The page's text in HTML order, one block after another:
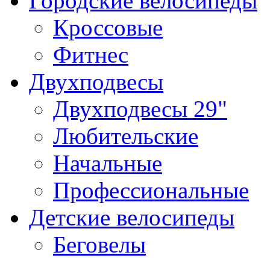
Кроссовые
Фитнес
Двухподвесы
Двухподвесы 29"
Любительские
Начальные
Профессиональные
Детские велосипеды
Беговелы